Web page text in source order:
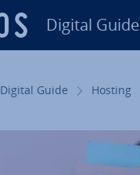
Digital Guide
Digital Guide Hosting